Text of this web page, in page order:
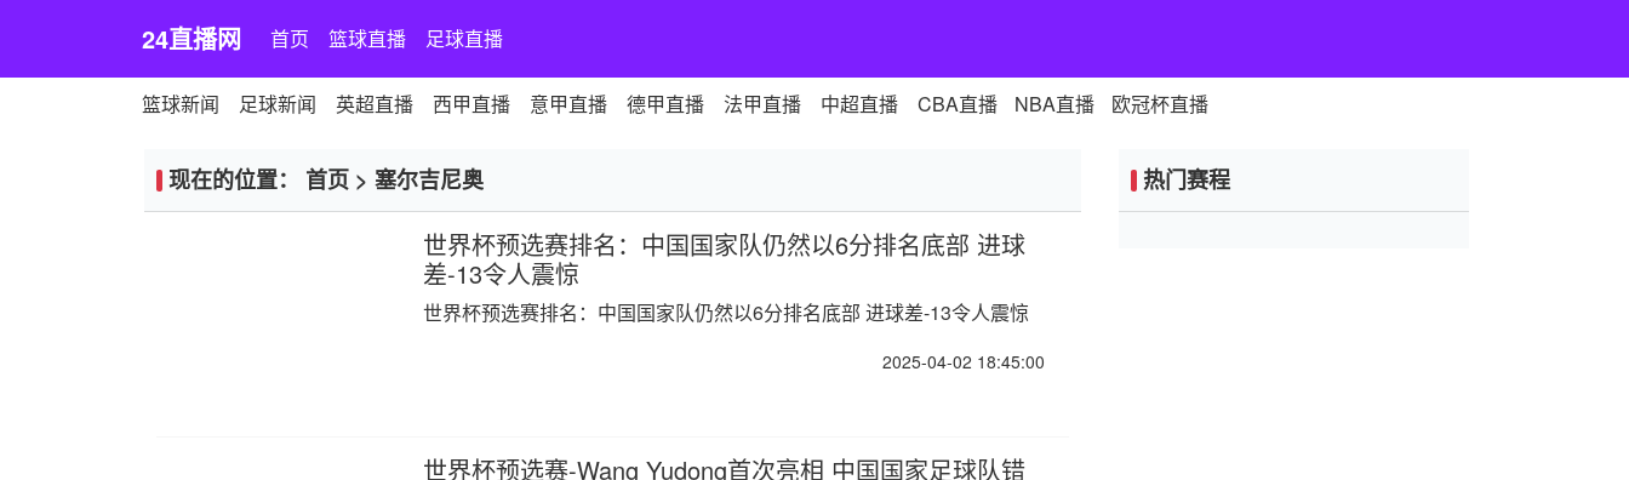
24直播网 首页 篮球直播 足球直播
篮球新闻 足球新闻 英超直播 西甲直播 意甲直播 德甲直播 法甲直播 中超直播 CBA直播 NBA直播 欧冠杯直播
现在的位置： 首页 > 塞尔吉尼奥
世界杯预选赛排名：中国国家队仍然以6分排名底部 进球
差-13令人震惊
世界杯预选赛排名：中国国家队仍然以6分排名底部 进球差-13令人震惊
2025-04-02 18:45:00
世界杯预选赛-Wang Yudong首次亮相 中国国家足球队错
热门赛程